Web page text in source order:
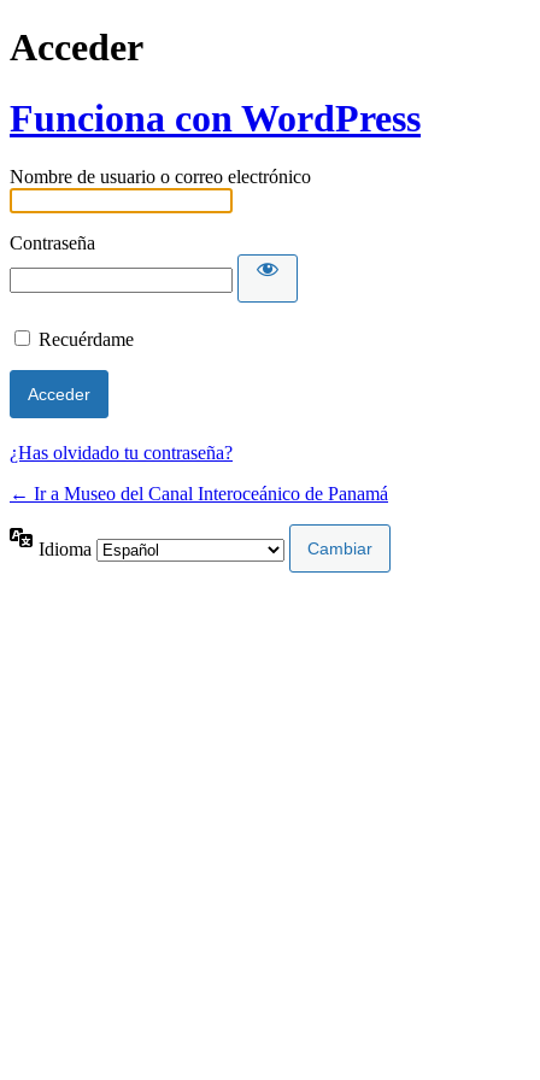
Acceder
Funciona con WordPress
Nombre de usuario o correo electrónico
Contraseña
Recuérdame
¿Has olvidado tu contraseña?
← Ir a Museo del Canal Interoceánico de Panamá
Idioma